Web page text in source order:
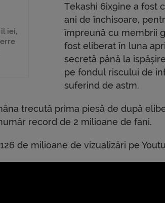
iei,
Tekashi 6ix9ine a fost
ani de închisoare,
împreună cu membrii
fost eliberat în luna
secretă până la
pe fondul riscului de
suferind de astm.
trecută prima piesă de după
record de 2 milioane de fani.
de milioane de vizualizări pe